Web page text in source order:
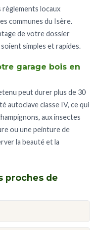
locaux
communes du Isère.
de votre dossier
simples et rapides.
garage bois en
peut durer plus de 30
autoclave classe IV, ce qui
aux insectes
ou une peinture de
la beauté et la
proches de